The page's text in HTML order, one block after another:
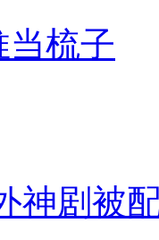
当梳子
神剧被